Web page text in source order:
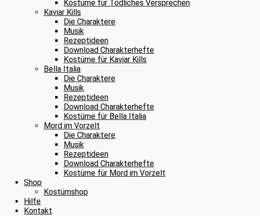
Kostüme für Tödliches Versprechen
Kaviar Kills
Die Charaktere
Musik
Rezeptideen
Download Charakterhefte
Kostüme für Kaviar Kills
Bella Italia
Die Charaktere
Musik
Rezeptideen
Download Charakterhefte
Kostüme für Bella Italia
Mord im Vorzelt
Die Charaktere
Musik
Rezeptideen
Download Charakterhefte
Kostüme für Mord im Vorzelt
Shop
Kostümshop
Hilfe
Kontakt